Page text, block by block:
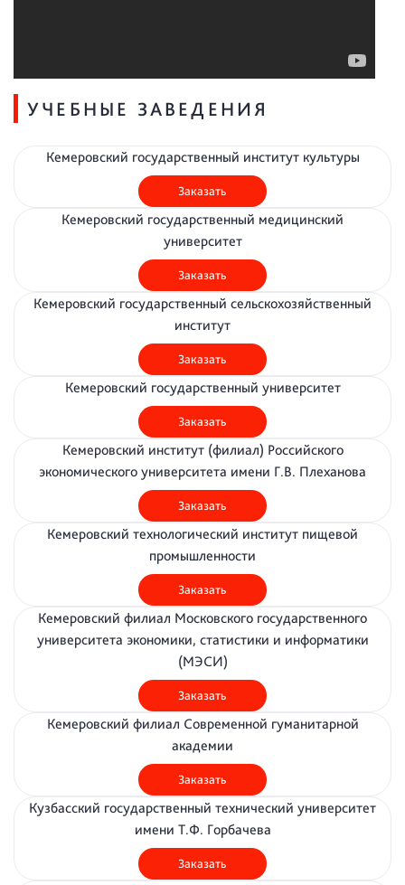
УЧЕБНЫЕ ЗАВЕДЕНИЯ
Кемеровский государственный институт культуры
Заказать
Кемеровский государственный медицинский
университет
Заказать
Кемеровский государственный сельскохозяйственный
институт
Заказать
Кемеровский государственный университет
Заказать
Кемеровский институт (филиал) Российского
экономического университета имени Г.В. Плеханова
Заказать
Кемеровский технологический институт пищевой
промышленности
Заказать
Кемеровский филиал Московского государственного
университета экономики, статистики и информатики
(МЭСИ)
Заказать
Кемеровский филиал Современной гуманитарной
академии
Заказать
Кузбасский государственный технический университет
имени Т.Ф. Горбачева
Заказать